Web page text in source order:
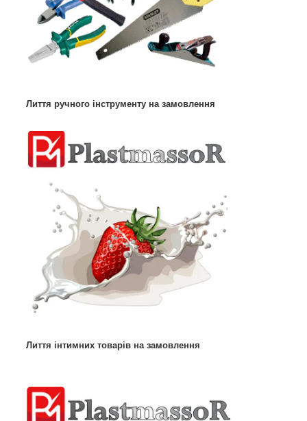
Лиття ручного інструменту на замовлення
Лиття інтимних товарів на замовлення